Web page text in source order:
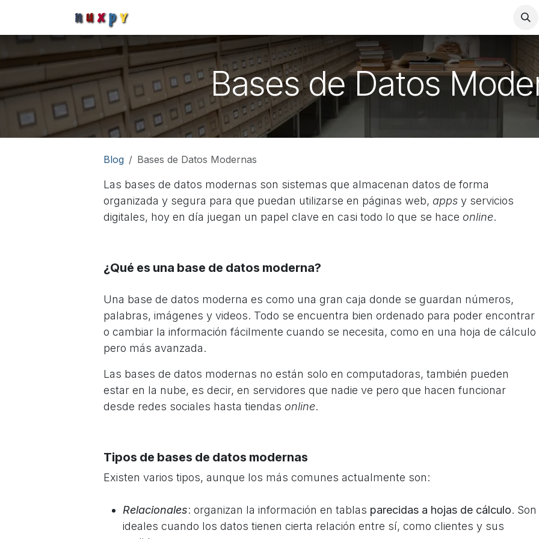
Bases de Datos
Blog Bases de Datos Modernas
Las bases de datos modernas son sistemas que almacenan datos de forma
organizada y segura para que puedan utilizarse en páginas web, apps y servicios
digitales, hoy en día juegan un papel clave en casi todo lo que se hace online.
¿Qué es una base de datos moderna?
Una base de datos moderna es como una gran caja donde se guardan números,
palabras, imágenes y videos. Todo se encuentra bien ordenado para poder encontrar
o cambiar la información fácilmente cuando se necesita, como en una hoja de cálculo
pero más avanzada.
Las bases de datos modernas no están solo en computadoras, también pueden
estar en la nube, es decir, en servidores que nadie ve pero que hacen funcionar
desde redes sociales hasta tiendas online.
Tipos de bases de datos modernas
Existen varios tipos, aunque los más comunes actualmente son:
Relacionales: organizan la información en tablas parecidas a hojas de cálculo. Son
ideales cuando los datos tienen cierta relación entre sí, como clientes y sus